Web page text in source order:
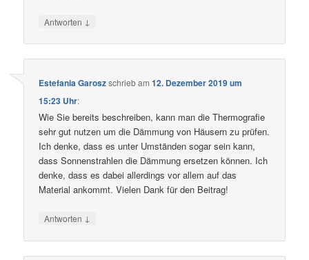
Antworten ↓
Estefania Garoszschriebam12. Dezember 2019 um
15:23 Uhr:
Wie Sie bereits beschreiben, kann man die Thermografie
sehr gut nutzen um die Dämmung von Häusern zu prüfen.
Ich denke, dass es unter Umständen sogar sein kann,
dass Sonnenstrahlen die Dämmung ersetzen können. Ich
denke, dass es dabei allerdings vor allem auf das
Material ankommt. Vielen Dank für den Beitrag!
Antworten ↓